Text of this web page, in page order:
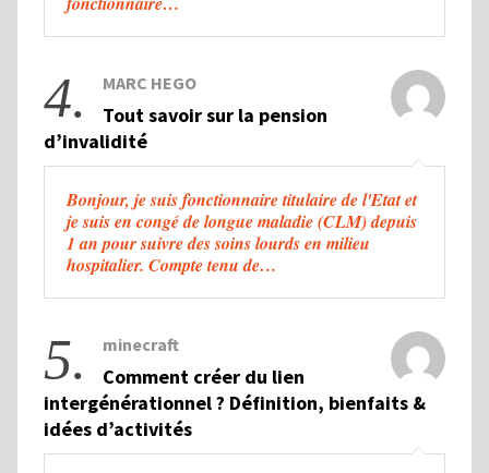
4. MARC HEGO
Tout savoir sur la pension
d’invalidité
Bonjour, je suis fonctionnaire titulaire de l'Etat et
je suis en congé de longue maladie (CLM) depuis
1 an pour suivre des soins lourds en milieu
hospitalier. Compte tenu de…
5. minecraft
Comment créer du lien
intergénérationnel ? Définition, bienfaits &
idées d’activités